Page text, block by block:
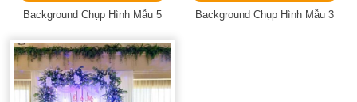
Background Chụp Hình Mẫu 5 Background Chụp Hình Mẫu 3